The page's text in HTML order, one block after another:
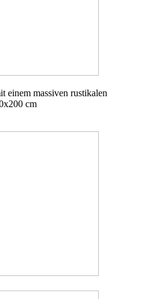
einem massiven rustikalen
cm